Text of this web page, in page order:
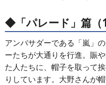
◆「パレード」篇（
アンバサダーである「嵐」
ーたちが大通りを行進。賑
た人たちに、帽子を取って
りしています。大野さんが